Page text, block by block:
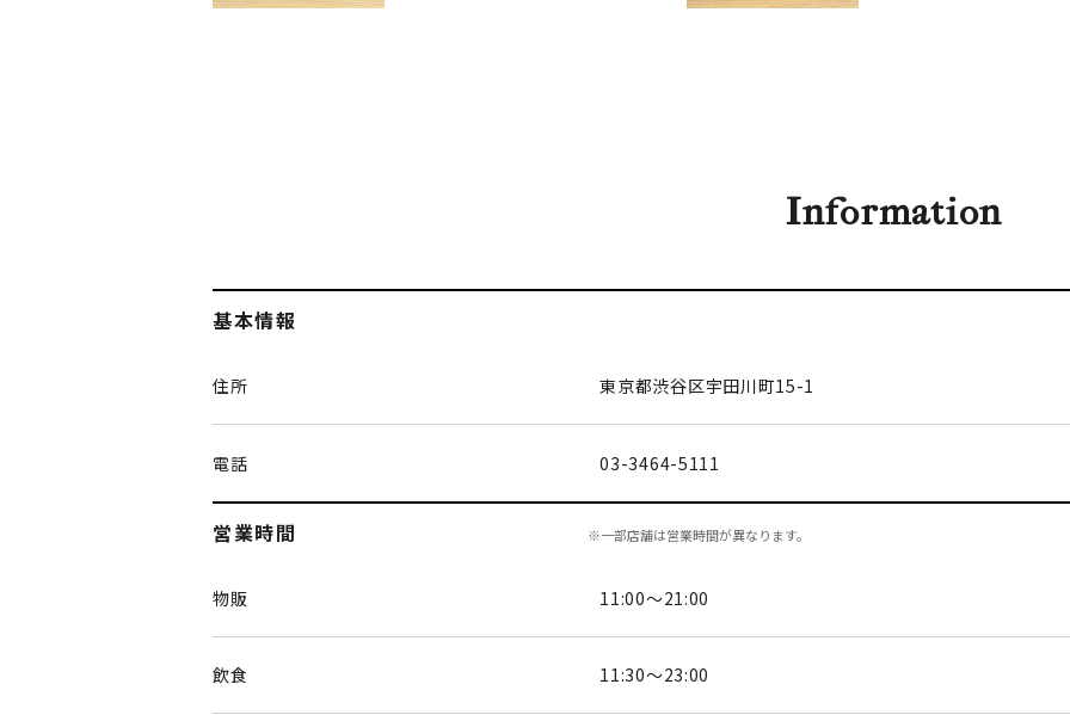
Information
基本情報
住所 東京都渋谷区宇田川町15-1
電話 03-3464-5111
営業時間 ※一部店舗は営業時間が異なります。
物販 11:00～21:00
飲食 11:30～23:00